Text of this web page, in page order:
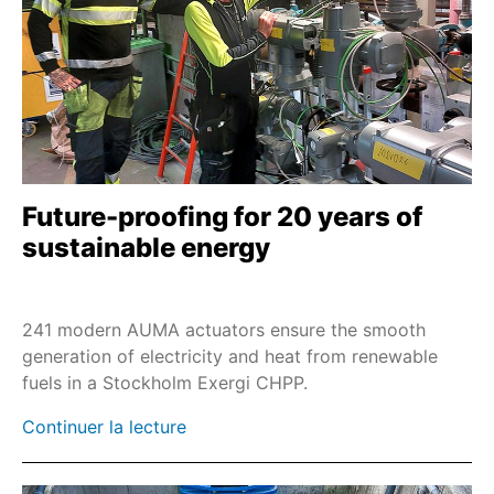
SEVEN - 2SQ7
M7636./M7637.
M76348
Télécommande RSTX 100
LE
PROFOX-L
SBA 06 - SBA 200
ES 05 / ES 06
NR 2.1 / NR 2.2 / NR 2.3
Future-proofing for 20 years of
sustainable energy
241 modern AUMA actuators ensure the smooth
generation of electricity and heat from renewable
fuels in a Stockholm Exergi CHPP.
Continuer la lecture